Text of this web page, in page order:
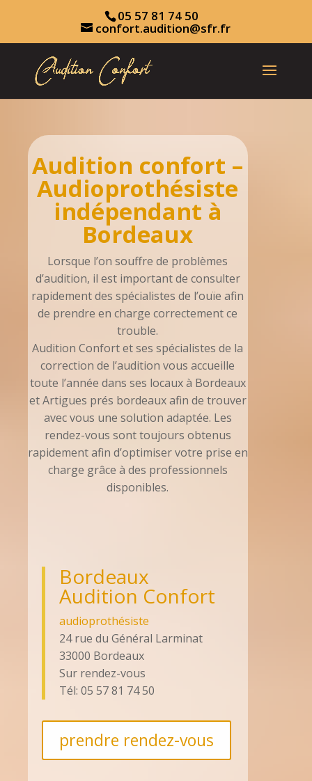
05 57 81 74 50
confort.audition@sfr.fr
Audition confort –
Audioprothésiste
indépendant à
Bordeaux
Lorsque l’on souffre de problèmes
d’audition, il est important de consulter
rapidement des spécialistes de l’ouïe afin
de prendre en charge correctement ce
trouble.
Audition Confort et ses spécialistes de la
correction de l’audition vous accueille
toute l’année dans ses locaux à Bordeaux
et Artigues prés bordeaux afin de trouver
avec vous une solution adaptée. Les
rendez-vous sont toujours obtenus
rapidement afin d’optimiser votre prise en
charge grâce à des professionnels
disponibles.
Bordeaux
Audition Confort
audioprothésiste
24 rue du Général Larminat
33000 Bordeaux
Sur rendez-vous
Tél: 05 57 81 74 50
prendre rendez-vous